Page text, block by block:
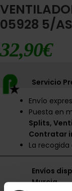
05928 5/
32,90€
Servicio
Envío
Puesta en
Splits,
Contratar
La
Envíos
Murcia.